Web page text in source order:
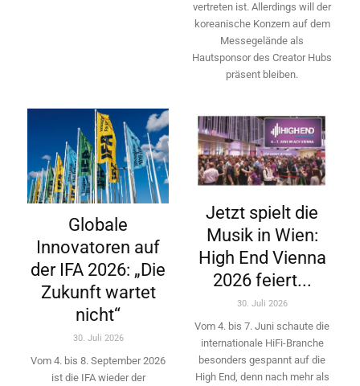
vertreten ist. Allerdings will ­der
koreanische Konzern auf dem
Messegelände als
Hautsponsor des Creator Hubs
präsent bleiben.
Globale
Innovatoren auf
der IFA 2026: „Die
Zukunft wartet
nicht“
30. Juli 2026
Vom 4. bis 8. September 2026
ist die IFA wieder der
Jetzt spielt die
Musik in Wien:
High End Vienna
2026 feiert...
30. Juli 2026
Vom 4. bis 7. Juni schaute die
internationale HiFi-Branche
besonders gespannt auf die
High End, denn nach mehr als